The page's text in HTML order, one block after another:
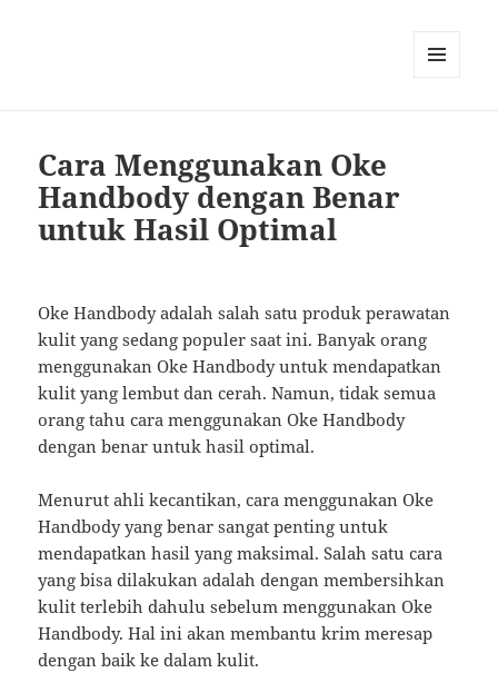
Cara Menggunakan Oke
Handbody dengan Benar
untuk Hasil Optimal
Oke Handbody adalah salah satu produk perawatan
kulit yang sedang populer saat ini. Banyak orang
menggunakan Oke Handbody untuk mendapatkan
kulit yang lembut dan cerah. Namun, tidak semua
orang tahu cara menggunakan Oke Handbody
dengan benar untuk hasil optimal.
Menurut ahli kecantikan, cara menggunakan Oke
Handbody yang benar sangat penting untuk
mendapatkan hasil yang maksimal. Salah satu cara
yang bisa dilakukan adalah dengan membersihkan
kulit terlebih dahulu sebelum menggunakan Oke
Handbody. Hal ini akan membantu krim meresap
dengan baik ke dalam kulit.